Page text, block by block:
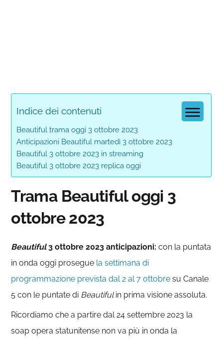
Indice dei contenuti
Beautiful trama oggi 3 ottobre 2023
Anticipazioni Beautiful martedì 3 ottobre 2023
Beautiful 3 ottobre 2023 in streaming
Beautiful 3 ottobre 2023 replica oggi
Trama Beautiful oggi 3
ottobre 2023
Beautiful3 ottobre 2023 anticipazioni: con la puntata
in onda oggi prosegue la settimana di
programmazione prevista dal 2 al 7 ottobre su Canale
5 con le puntate di Beautifulin prima visione assoluta.
Ricordiamo che a partire dal 24 settembre 2023 la
soap opera statunitense non va più in onda la